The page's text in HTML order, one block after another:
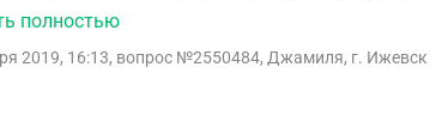
счета. Свою долю я оформил
полностью
2019, 16:13, вопрос №2550484, Джамиля, г. Ижевск